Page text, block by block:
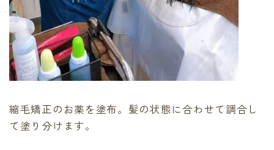
縮毛矯正のお薬を塗布。髪の状態に合わせて調合し
て塗り分けます。